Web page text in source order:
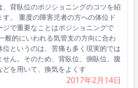
、背臥位のポジショニングのコツを紹
す。 重度の障害児者の方への体位ド
ジで重要なことはポジショニングで
般的にいわれる気管支の方向に合わ
位というのは、苦痛も多く現実的では
せん。そのため、背臥位、側臥位、腹
どを用いて、換気をよくす
2017年2月14日